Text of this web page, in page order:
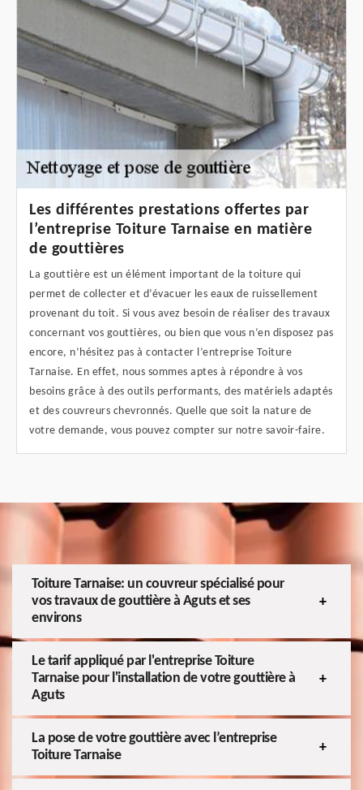
Les différentes prestations offertes par
l’entreprise Toiture Tarnaise en matière
de gouttières
La gouttière est un élément important de la toiture qui
permet de collecter et d’évacuer les eaux de ruissellement
provenant du toit. Si vous avez besoin de réaliser des travaux
concernant vos gouttières, ou bien que vous n’en disposez pas
encore, n’hésitez pas à contacter l’entreprise Toiture
Tarnaise. En effet, nous sommes aptes à répondre à vos
besoins grâce à des outils performants, des matériels adaptés
et des couvreurs chevronnés. Quelle que soit la nature de
votre demande, vous pouvez compter sur notre savoir-faire.
Toiture Tarnaise: un couvreur spécialisé pour
vos travaux de gouttière à Aguts et ses
environs
Le tarif appliqué par l'entreprise Toiture
Tarnaise pour l'installation de votre gouttière à
Aguts
La pose de votre gouttière avec l’entreprise
Toiture Tarnaise